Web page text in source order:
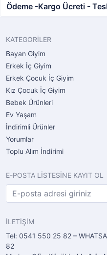
Ödeme -Kargo Ücreti -
KATEGORİLER
Bayan Giyim
Erkek İç Giyim
Erkek Çocuk İç Giyim
Kız Çocuk İç Giyim
Bebek Ürünleri
Ev Yaşam
İndirimli Ürünler
Yorumlar
Toplu Alım İndirimi
E-POSTA LİSTESİNE KAYIT OL
İLETİŞİM
Tel: 0541 550 25 82 –
82